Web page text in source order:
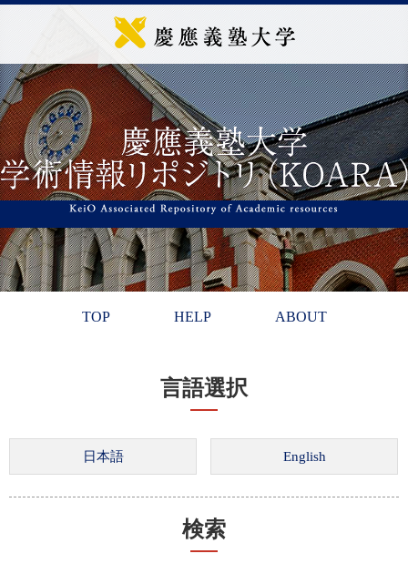
TOP HELP ABOUT
言語選択
検索